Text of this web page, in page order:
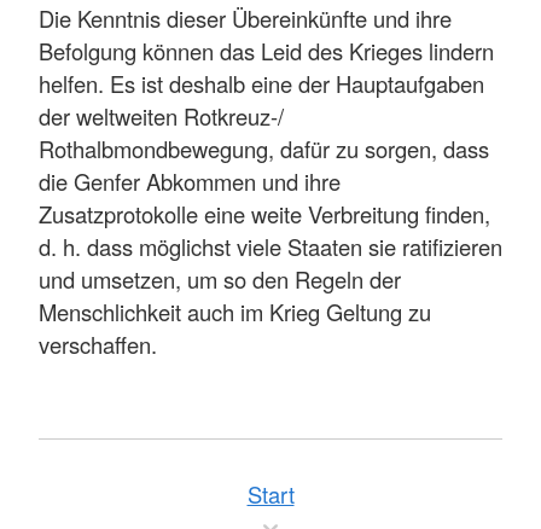
Die Kenntnis dieser Übereinkünfte und ihre
Befolgung können das Leid des Krieges lindern
helfen. Es ist deshalb eine der Hauptaufgaben
der weltweiten Rotkreuz-/
Rothalbmondbewegung, dafür zu sorgen, dass
die Genfer Abkommen und ihre
Zusatzprotokolle eine weite Verbreitung finden,
d. h. dass möglichst viele Staaten sie ratifizieren
und umsetzen, um so den Regeln der
Menschlichkeit auch im Krieg Geltung zu
verschaffen.
Start